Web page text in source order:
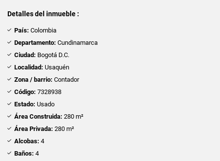
Detalles del inmueble :
País: Colombia
Departamento: Cundinamarca
Ciudad: Bogotá D.C.
Localidad: Usaquén
Zona / barrio: Contador
Código: 7328938
Estado: Usado
Área Construida: 280 m²
Área Privada: 280 m²
Alcobas: 4
Baños: 4